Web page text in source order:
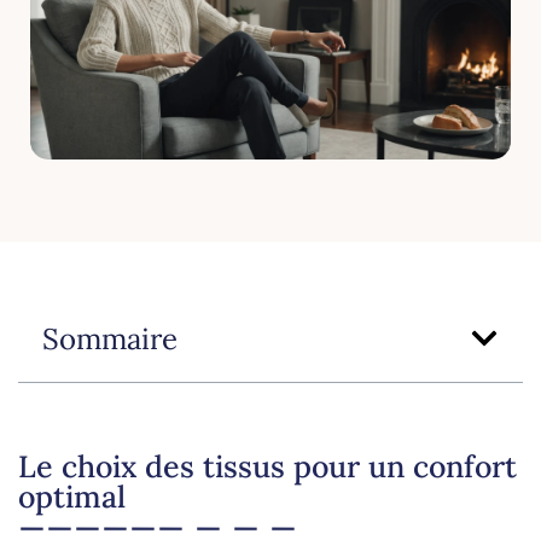
Sommaire
Le choix des tissus pour un confort
optimal